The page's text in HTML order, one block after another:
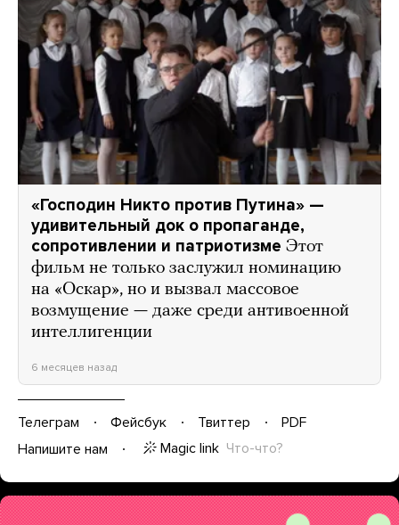
«Господин Никто против Путина» —
удивительный док о пропаганде,
сопротивлении и патриотизме Этот
фильм не только заслужил номинацию
на «Оскар», но и вызвал массовое
возмущение — даже среди антивоенной
интеллигенции
6 месяцев назад
Телеграм Фейсбук Твиттер
PDF
Напишите нам
Magic link Что-что?